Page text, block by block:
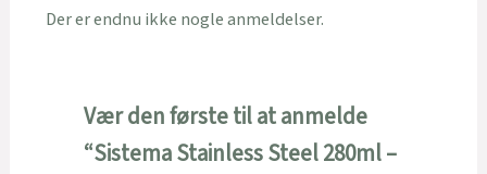
Der er endnu ikke nogle anmeldelser.
Vær den første til at anmelde
“Sistema Stainless Steel 280ml –